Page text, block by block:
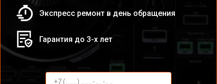
Экспресс ремонт в день обращения
Гарантия до 3-х лет